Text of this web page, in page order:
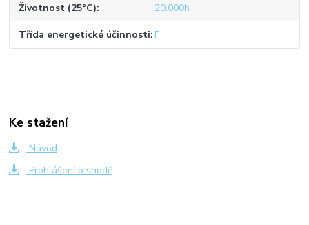
Životnost (25°C) 20.000h
Třída energetické účinnosti F
Ke stažení
Návod
Prohlášení o shodě